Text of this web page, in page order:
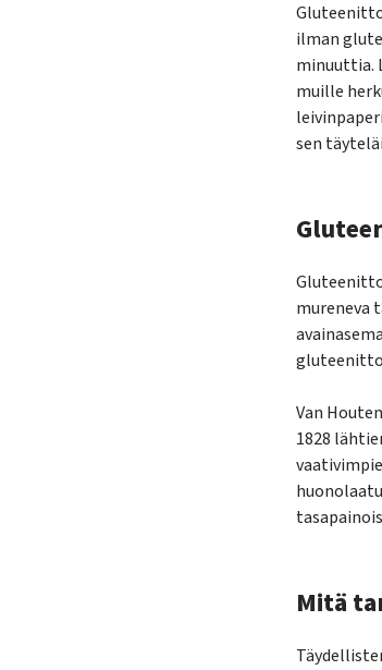
ilman
minuuttia.
muille
sen
mureneva
Van
1828
Mitä